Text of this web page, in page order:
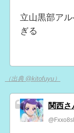
立山黒部ア
ぎる
（出典 @kitofuyu）
関西さ